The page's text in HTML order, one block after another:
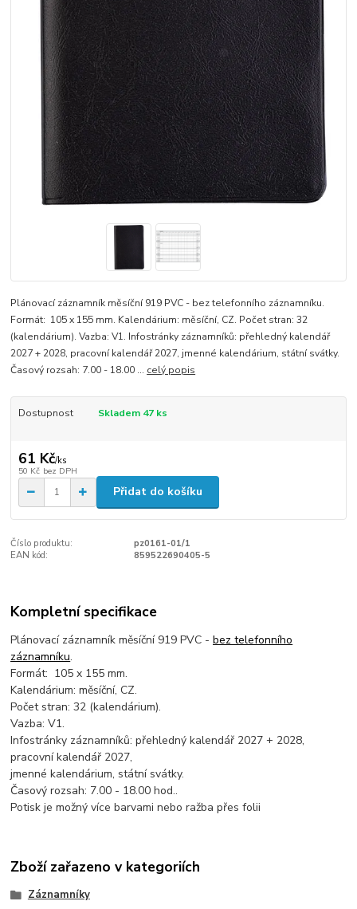
Plánovací záznamník měsíční 919 PVC - bez telefonního záznamníku.
Formát: 105 x 155 mm. Kalendárium: měsíční, CZ. Počet stran: 32
(kalendárium). Vazba: V1. Infostránky záznamníků: přehledný kalendář
2027 + 2028, pracovní kalendář 2027, jmenné kalendárium, státní svátky.
Časový rozsah: 7.00 - 18.00 ... celý popis
Dostupnost Skladem 47 ks
61 Kč/ks
50 Kč bez DPH
Přidat do košíku
Číslo produktu:
pz0161-01/1
EAN kód:
859522690405-5
Kompletní specifikace
Plánovací záznamník měsíční 919 PVC -bez telefonního
záznamníku.
Formát: 105 x 155 mm.
Kalendárium: měsíční, CZ.
Počet stran: 32 (kalendárium).
Vazba: V1.
Infostránky záznamníků: přehledný kalendář 2027 + 2028,
pracovní kalendář 2027,
jmenné kalendárium, státní svátky.
Časový rozsah: 7.00 - 18.00 hod..
Potisk je možný více barvami nebo ražba přes folii
Zboží zařazeno v kategoriích
Záznamníky